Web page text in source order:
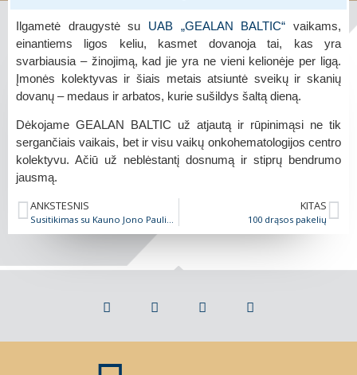
Ilgametė draugystė su UAB „GEALAN BALTIC“ vaikams,
einantiems ligos keliu, kasmet dovanoja tai, kas yra
svarbiausia – žinojimą, kad jie yra ne vieni kelionėje per ligą.
Įmonės kolektyvas ir šiais metais atsiuntė sveikų ir skanių
dovanų – medaus ir arbatos, kurie sušildys šaltą dieną.
Dėkojame GEALAN BALTIC už atjautą ir rūpinimąsi ne tik
sergančiais vaikais, bet ir visu vaikų onkohematologijos centro
kolektyvu. Ačiū už neblėstantį dosnumą ir stiprų bendrumo
jausmą.
ANKSTESNIS KITAS
100 drąsos pakelių